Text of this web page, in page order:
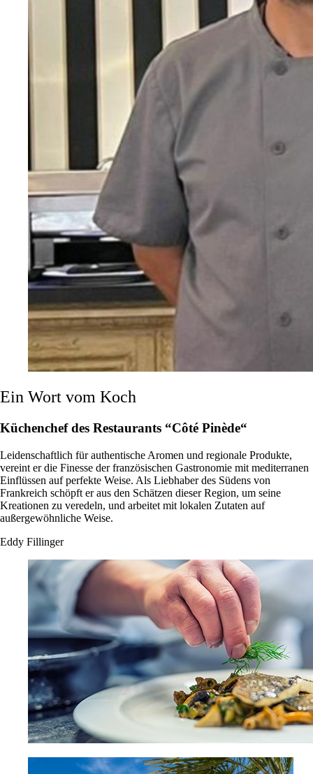
Ein Wort vom Koch
Küchenchef des Restaurants “Côté Pinède“
Leidenschaftlich für authentische Aromen und regionale Produkte,
vereint er die Finesse der französischen Gastronomie mit mediterranen
Einflüssen auf perfekte Weise. Als Liebhaber des Südens von
Frankreich schöpft er aus den Schätzen dieser Region, um seine
Kreationen zu veredeln, und arbeitet mit lokalen Zutaten auf
außergewöhnliche Weise.
Eddy Fillinger